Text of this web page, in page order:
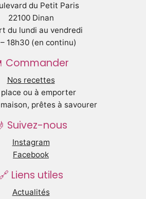
du Petit Paris
22100 Dinan
du lundi au vendredi
18h30 (en continu)
Commander
Nos recettes
place ou à emporter
prêtes à savourer
Suivez-nous
Instagram
Facebook
🔗 Liens utiles
Actualités